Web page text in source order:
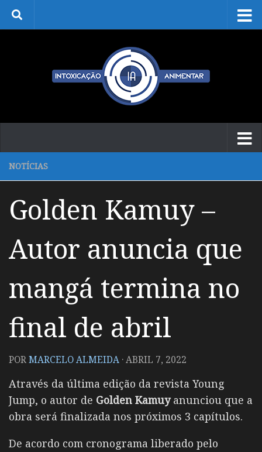
Skip to content
NOTÍCIAS
Golden Kamuy –
Autor anuncia que
mangá termina no
final de abril
PORMARCELO ALMEIDA ·ABRIL 7, 2022
Através da última edição da revista Young
Jump, o autor de Golden Kamuyanunciou que a
obra será finalizada nos próximos 3 capítulos.
De acordo com cronograma liberado pelo